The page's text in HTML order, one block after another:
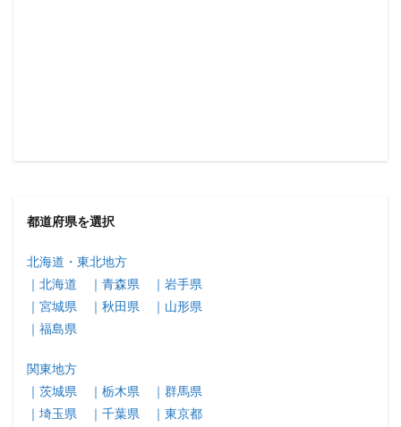
都道府県を選択
北海道・東北地方
｜北海道
｜青森県
｜岩手県
｜宮城県
｜秋田県
｜山形県
｜福島県
関東地方
｜茨城県
｜栃木県
｜群馬県
｜埼玉県
｜千葉県
｜東京都